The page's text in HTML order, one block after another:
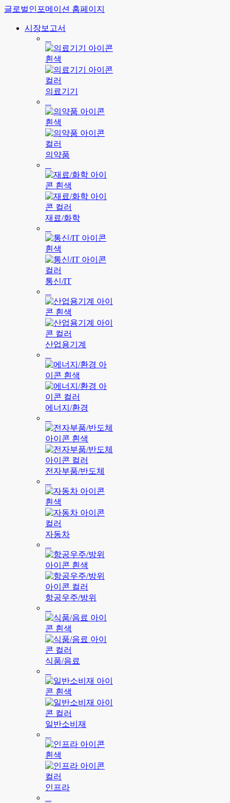
글로벌인포메이션 홈페이지
시장보고서
의료기기
의약품
재료/화학
통신/IT
산업용기계
에너지/환경
전자부품/반도체
자동차
항공우주/방위
식품/음료
일반소비재
인프라